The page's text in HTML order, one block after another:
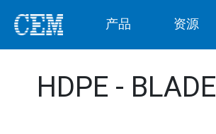
产品 资源
HDPE - BLADE